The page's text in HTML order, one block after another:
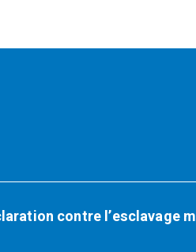
contre l’esclavage